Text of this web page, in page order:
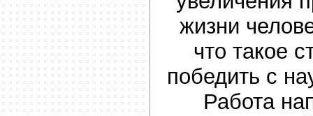
жизни
что такое
победить с
Работа